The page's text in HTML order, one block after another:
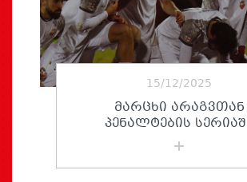
15/12/2025
ᲛᲐᲠᲪᲮᲘ ᲐᲠᲐᲒᲕᲗᲐᲜ
ᲞᲔᲜᲐᲚᲢᲔᲑᲘᲡ